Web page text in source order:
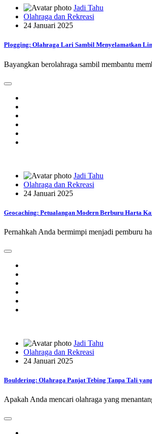
Jadi Tahu
Olahraga dan Rekreasi
24 Januari 2025
Plogging: Olahraga Lari Sambil Menyelamatkan
Bayangkan berolahraga sambil membantu
Jadi Tahu
Olahraga dan Rekreasi
24 Januari 2025
Geocaching: Petualangan Modern Berburu Harta
Pernahkah Anda bermimpi menjadi pemburu
Jadi Tahu
Olahraga dan Rekreasi
24 Januari 2025
Bouldering: Olahraga Panjat Tebing Tanpa Tali
Apakah Anda mencari olahraga yang